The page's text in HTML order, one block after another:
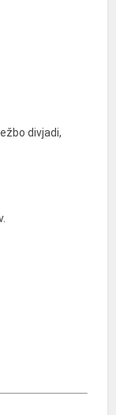
divjadi,